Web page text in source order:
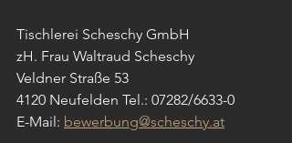
Tischlerei Scheschy GmbH
zH. Frau Waltraud Scheschy
Veldner Straße 53
4120 Neufelden Tel.: 07282/6633-0
E-Mail: bewerbung@scheschy.at